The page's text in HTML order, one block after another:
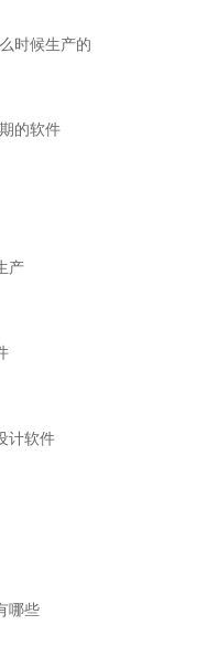
时候生产的
的软件
产
计软件
哪些